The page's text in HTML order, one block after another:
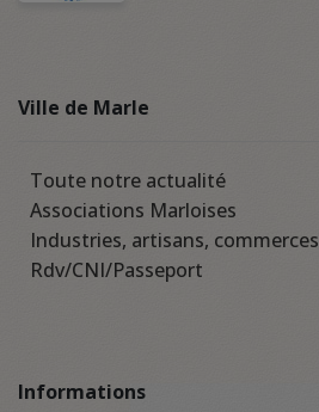
Ville de Marle
Toute notre actualité
Associations Marloises
Industries, artisans, commerces
Rdv/CNI/Passeport
Informations